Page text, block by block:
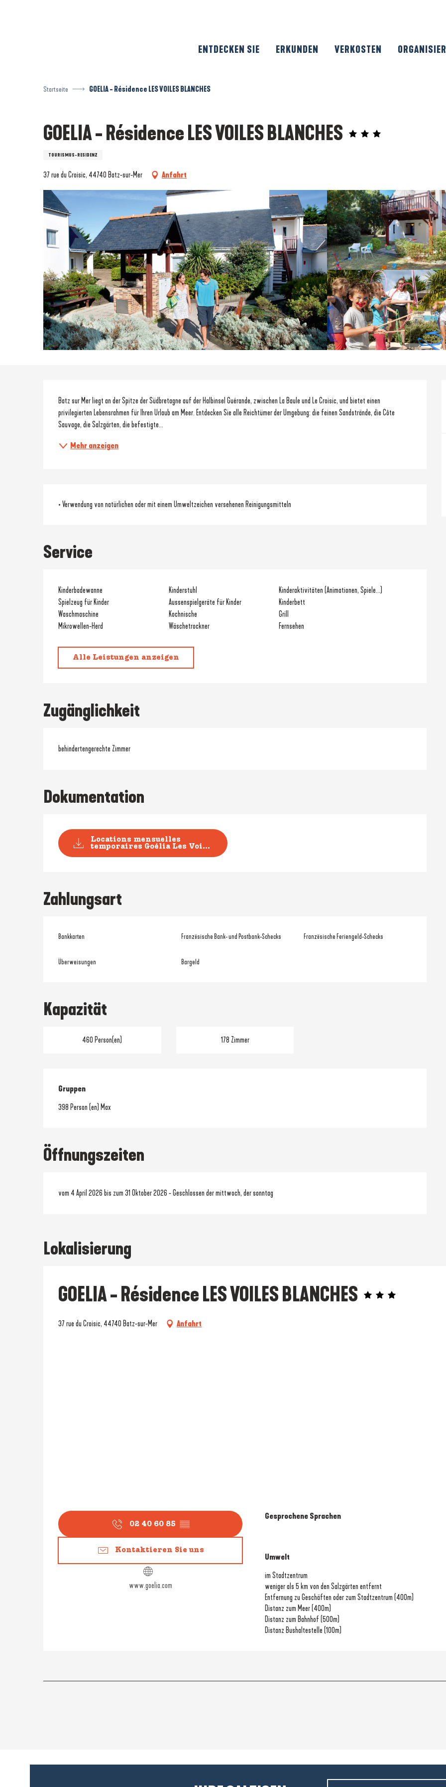
ENTDECKEN SIE ERKUNDEN VERKOSTEN
Startseite GOELIA - Résidence LES VOILES BLANCHES
GOELIA - Résidence LES VOILES BLANCHES
TOURISMUS-RESIDENZ
37 rue du Croisic, 44740 Batz-sur-Mer Anfahrt
Beschreibung
Batz sur Mer liegt an der Spitze der Südbretagne auf der Halbinsel Guérande, zwischen La Baule und Le Croisic, und bietet einen
privilegierten Lebensrahmen für Ihren Urlaub am Meer. Entdecken Sie alle Reichtümer der Umgebung: die feinen Sandstrände, die Côte
Sauvage, die Salzgärten, die befestigte...
Mehr anzeigen
• Verwendung von natürlichen oder mit einem Umweltzeichen versehenen Reinigungsmitteln
Service
Kinderbadewanne Kinderstuhl
Kinderaktivitäten (Animationen, Spiele...)
Spielzeug für Kinder
Aussenspielgeräte für Kinder
Kinderbett
Waschmaschine
Kochnische
Grill
Mikrowellen-Herd
Wäschetrockner Fernsehen
Alle Leistungen anzeigen
Zugänglichkeit
behindertengerechte Zimmer
Dokumentation
Locations mensuelles
temporaires Goélia Les Voi...
Zahlungsart
Bankkarten Französische Bank- und Postbank-Schecks Französische Feriengeld-Schecks
Überweisungen Bargeld
Kapazität
460 Person(en) 178 Zimmer
Gruppen
Gruppen
398 Person (en) Max
Öffnungszeiten
vom 4 April 2026 bis zum 31 Oktober 2026 - Geschlossen der mittwoch, der sonntag
Lokalisierung
GOELIA - Résidence LES VOILES BLANCHES
37 rue du Croisic, 44740 Batz-sur-Mer Anfahrt
02 40 60 85 ▒▒
Kontaktieren Sie uns
www.goelia.com
Gesprochene Sprachen
Gesprochene Sprachen
Umwelt
Umwelt
im Stadtzentrum
weniger als 5 km von den Salzgärten entfernt
Entfernung zu Geschäften oder zum Stadtzentrum (400m)
Distanz zum Meer (400m)
Distanz zum Bahnhof (500m)
Distanz Bushaltestelle (100m)